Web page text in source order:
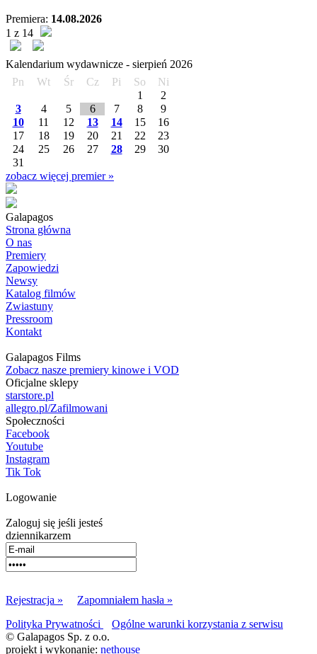
Premiera: 14.08.2026
1 z 14
Kalendarium wydawnicze - sierpień 2026
Pn
Wt Śr Cz Pi So
Ni
1
2
3
4 5 6 7 8
9
10
11 12 13 14 15
16
17
18 19 20 21 22
23
24
25 26 27 28 29
30
31
zobacz więcej premier »
Galapagos
Strona główna
O nas
Premiery
Zapowiedzi
Newsy
Katalog filmów
Zwiastuny
Pressroom
Kontakt
Galapagos Films
Zobacz nasze premiery kinowe i VOD
Oficjalne sklepy
starstore.pl
allegro.pl/Zafilmowani
Społeczności
Facebook
Youtube
Instagram
Tik Tok
Logowanie
Zaloguj się jeśli jesteś
dziennikarzem
Rejestracja »
Zapomniałem hasła »
Polityka Prywatności
Ogólne warunki korzystania z serwisu
© Galapagos Sp. z o.o.
projekt i wykonanie: nethouse